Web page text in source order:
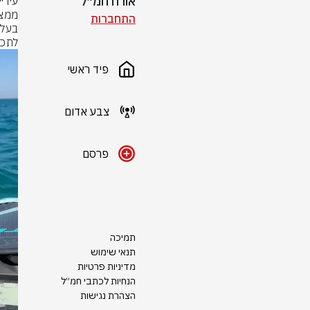
התחברות
פיד ראשי
צבע אדום
פרסם
תמיכה
תנאי שימוש
מדיניות פרטיות
הנחיות לכתבי חמ״ל
הצהרת נגישות